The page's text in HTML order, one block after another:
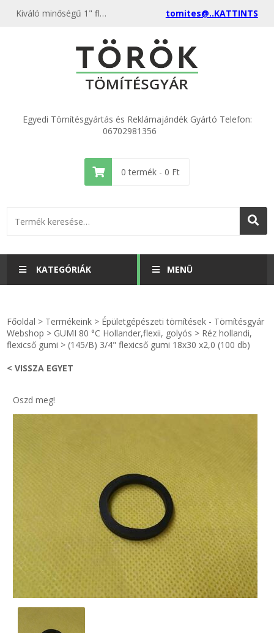
Kiváló minőségű 1" flexicső gumi 18x30 x2 (100 db) kedvező áron, egyenest a gyártótól, rendeld meg most és csatlakozz a több ezer elégedett vásárlóhoz. tomites@..KATTINTS
Egyedi Tömítésgyártás és Reklámajándék Gyártó Telefon:
06702981356
0 termék - 0 Ft
KATEGÓRIÁK
KULCSTARTÓ - KULCSKARIKA
TÖMÍTŐ TÁBLA - SZIGETELŐ LEMEZ
GUMILEMEZ - FILC - HÓTOLÓ
TÖMÍTŐ ZSINÓR - RAGASZTÓ
SZEMÉLY GÉPJÁRMŰ TÖMÍTÉS
MENÜ
videók
Hírek
Kapcsolat
ÁSZF
Adatkezelés
Főoldal > Termékeink > Épületgépészeti tömítések - Tömítésgyár
Webshop > GUMI 80 °C Hollander,flexii, golyós > Réz hollandi,
flexicső gumi >(145/B) 3/4" flexicső gumi 18x30 x2,0 (100 db)
< VISSZA EGYET
Oszd meg!